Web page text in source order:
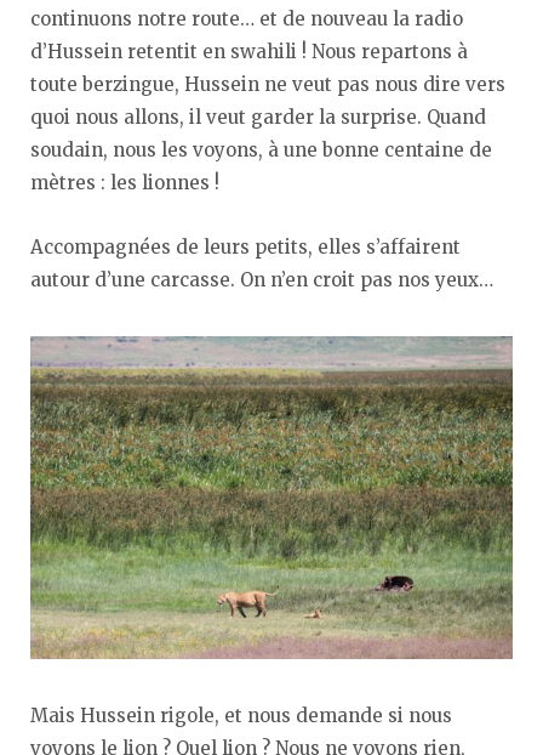
continuons notre route… et de nouveau la radio
d’Hussein retentit en swahili ! Nous repartons à
toute berzingue, Hussein ne veut pas nous dire vers
quoi nous allons, il veut garder la surprise. Quand
soudain, nous les voyons, à une bonne centaine de
mètres : les lionnes !
Accompagnées de leurs petits, elles s’affairent
autour d’une carcasse. On n’en croit pas nos yeux…
Mais Hussein rigole, et nous demande si nous
voyons le lion ? Quel lion ? Nous ne voyons rien,